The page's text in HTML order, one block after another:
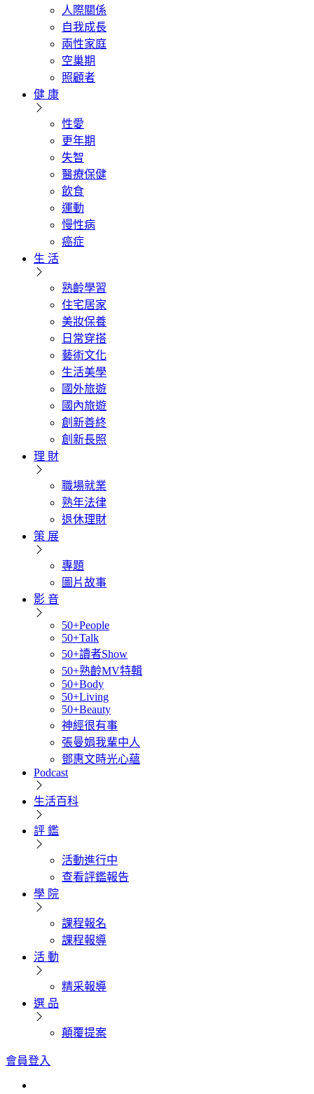
人際關係
自我成長
兩性家庭
空巢期
照顧者
健 康
性愛
更年期
失智
醫療保健
飲食
運動
慢性病
癌症
生 活
熟齡學習
住宅居家
美妝保養
日常穿搭
藝術文化
生活美學
國外旅遊
國內旅遊
創新善終
創新長照
理 財
職場就業
熟年法律
退休理財
策 展
專題
圖片故事
影 音
50+People
50+Talk
50+讀者Show
50+熟齡MV特輯
50+Body
50+Living
50+Beauty
神經很有事
張曼娟我輩中人
鄧惠文時光心蘊
Podcast
生活百科
評 鑑
活動進行中
查看評鑑報告
學 院
課程報名
課程報導
活 動
精采報導
選 品
顛覆提案
會員登入